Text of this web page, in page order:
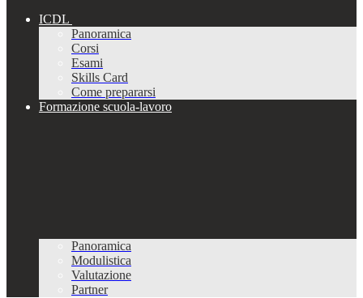
ICDL
Panoramica
Corsi
Esami
Skills Card
Come prepararsi
Formazione scuola-lavoro
Panoramica
Modulistica
Valutazione
Partner